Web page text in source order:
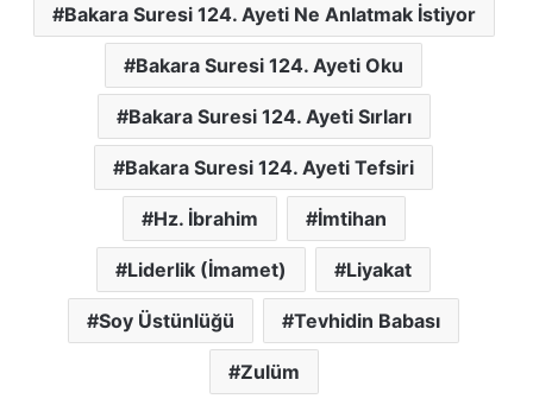
Bakara Suresi 124. Ayeti Ne Anlatmak İstiyor
Bakara Suresi 124. Ayeti Oku
Bakara Suresi 124. Ayeti Sırları
Bakara Suresi 124. Ayeti Tefsiri
Hz. İbrahim İmtihan
Liderlik (İmamet) Liyakat
Soy Üstünlüğü Tevhidin Babası
Zulüm